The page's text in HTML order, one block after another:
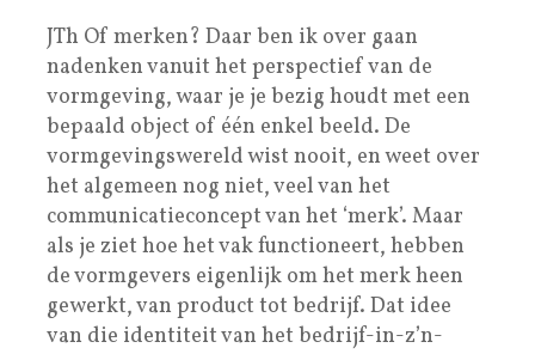
JTh Of merken? Daar ben ik over gaan
nadenken vanuit het perspectief van de
vormgeving, waar je je bezig houdt met een
bepaald object of één enkel beeld. De
vormgevingswereld wist nooit, en weet over
het algemeen nog niet, veel van het
communicatieconcept van het ‘merk’. Maar
als je ziet hoe het vak functioneert, hebben
de vormgevers eigenlijk om het merk heen
gewerkt, van product tot bedrijf. Dat idee
van die identiteit van het bedrijf-in-z’n-